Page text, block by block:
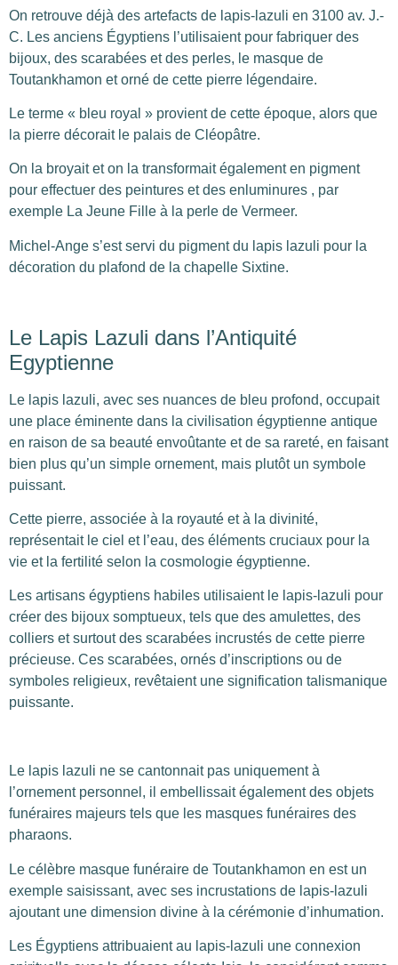
On retrouve déjà des artefacts de lapis-lazuli en 3100 av. J.-
C. Les anciens Égyptiens l’utilisaient pour fabriquer des
bijoux, des scarabées et des perles, le masque de
Toutankhamon et orné de cette pierre légendaire.
Le terme « bleu royal » provient de cette époque, alors que
la pierre décorait le palais de Cléopâtre.
On la broyait et on la transformait également en pigment
pour effectuer des peintures et des enluminures , par
exemple La Jeune Fille à la perle de Vermeer.
Michel-Ange s’est servi du pigment du lapis lazuli pour la
décoration du plafond de la chapelle Sixtine.
Le Lapis Lazuli dans l’Antiquité
Egyptienne
Le lapis lazuli, avec ses nuances de bleu profond, occupait
une place éminente dans la civilisation égyptienne antique
en raison de sa beauté envoûtante et de sa rareté, en faisant
bien plus qu’un simple ornement, mais plutôt un symbole
puissant.
Cette pierre, associée à la royauté et à la divinité,
représentait le ciel et l’eau, des éléments cruciaux pour la
vie et la fertilité selon la cosmologie égyptienne.
Les artisans égyptiens habiles utilisaient le lapis-lazuli pour
créer des bijoux somptueux, tels que des amulettes, des
colliers et surtout des scarabées incrustés de cette pierre
précieuse. Ces scarabées, ornés d’inscriptions ou de
symboles religieux, revêtaient une signification talismanique
puissante.
Le lapis lazuli ne se cantonnait pas uniquement à
l’ornement personnel, il embellissait également des objets
funéraires majeurs tels que les masques funéraires des
pharaons.
Le célèbre masque funéraire de Toutankhamon en est un
exemple saisissant, avec ses incrustations de lapis-lazuli
ajoutant une dimension divine à la cérémonie d’inhumation.
Les Égyptiens attribuaient au lapis-lazuli une connexion